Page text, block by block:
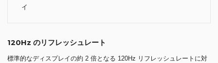
イ
120Hz のリフレッシュレート
標準的なディスプレイの約 2 倍となる 120Hz リフレッシュレートに対